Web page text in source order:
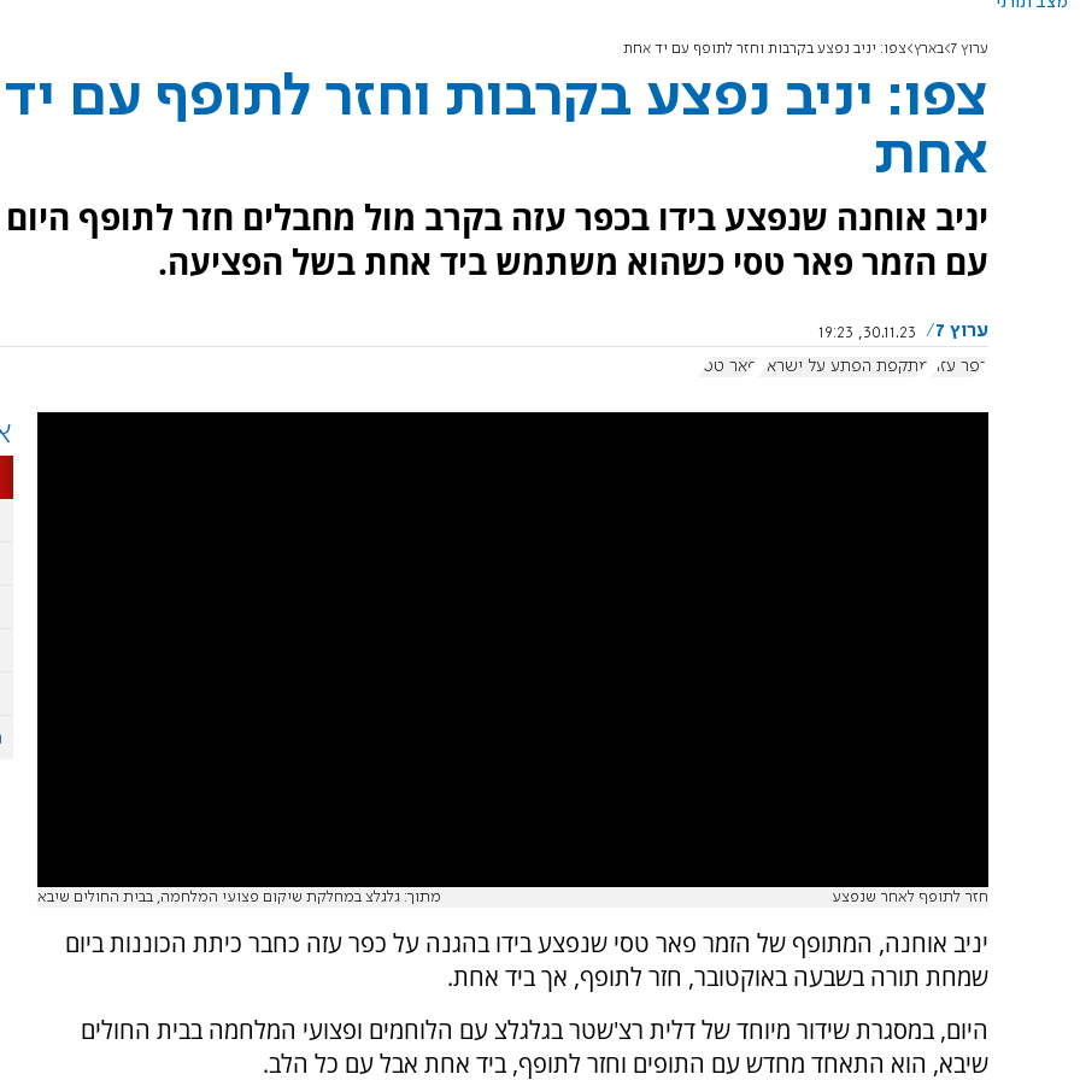
ערוץ 7 בארץ צפו: יניב נפצע בקרבות וחזר לתופף עם יד אחת
צפו: יניב נפצע בקרבות וחזר לתופף עם יד
אחת
יניב אוחנה שנפצע בידו בכפר עזה בקרב מול מחבלים חזר לתופף היום
עם הזמר פאר טסי כשהוא משתמש ביד אחת בשל הפציעה.
ערוץ 7
30.11.23, 19:23
כפר עזה
מתקפת הפתע על ישראל פאר טסי
חזר לתופף לאחר שנפצע מתוך: גלגלצ במחלקת שיקום פצועי המלחמה, בבית החולים שיבא
יניב אוחנה, המתופף של הזמר פאר טסי שנפצע בידו בהגנה על כפר עזה כחבר כיתת הכוננות ביום
שמחת תורה בשבעה באוקטובר, חזר לתופף, אך ביד אחת.
היום, במסגרת שידור מיוחד של דלית רצ'שטר בגלגלצ עם הלוחמים ופצועי המלחמה בבית החולים
שיבא, הוא התאחד מחדש עם התופים וחזר לתופף, ביד אחת אבל עם כל הלב.